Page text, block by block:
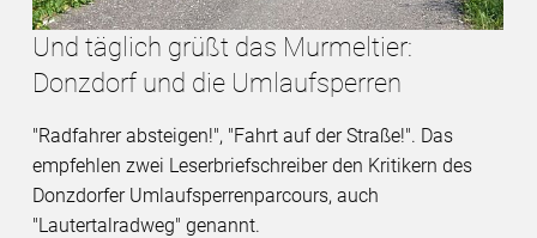
Und täglich grüßt das Murmeltier:
Donzdorf und die Umlaufsperren
"Radfahrer absteigen!", "Fahrt auf der Straße!". Das
empfehlen zwei Leserbriefschreiber den Kritikern des
Donzdorfer Umlaufsperrenparcours, auch
"Lautertalradweg" genannt.